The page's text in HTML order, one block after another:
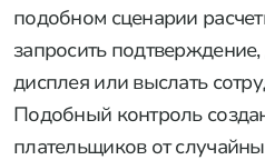
подобном сценарии
запросить
дисплея или выслать
Подобный контроль
плательщиков от